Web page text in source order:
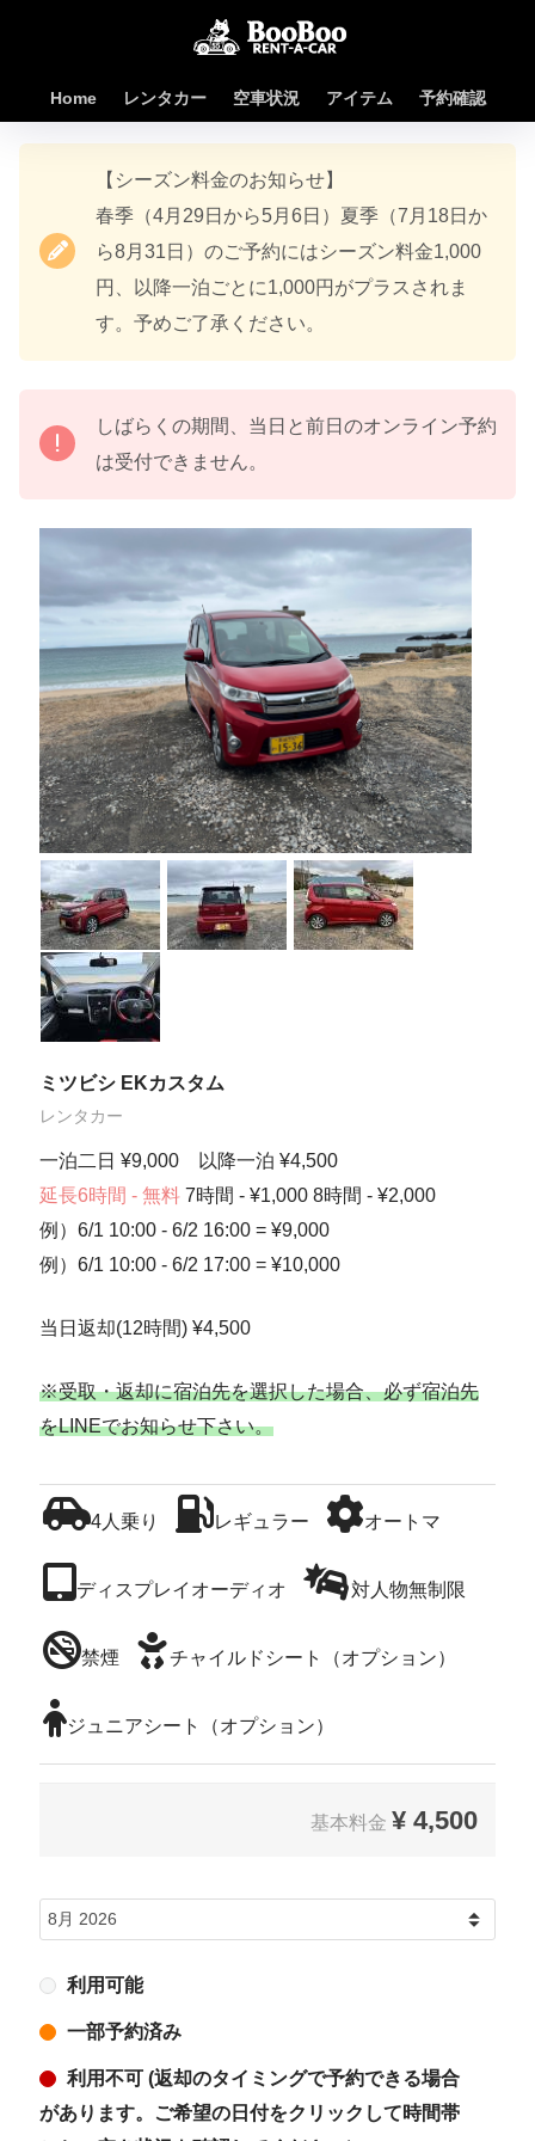
Home レンタカー 空車状況 アイテム 予約確認
【シーズン料金のお知らせ】
春季（4月29日から5月6日）夏季（7月18日か
ら8月31日）のご予約にはシーズン料金1,000
円、以降一泊ごとに1,000円がプラスされま
す。予めご了承ください。
しばらくの期間、当日と前日のオンライン予約
は受付できません。
ミツビシ EKカスタム
レンタカー
一泊二日 ¥9,000 以降一泊 ¥4,500
延長6時間 - 無料7時間 - ¥1,000 8時間 - ¥2,000
例）6/1 10:00 - 6/2 16:00 = ¥9,000
例）6/1 10:00 - 6/2 17:00 = ¥10,000
当日返却(12時間) ¥4,500
※受取・返却に宿泊先を選択した場合、必ず宿泊先
をLINEでお知らせ下さい。
4人乗り レギュラー オートマ
ディスプレイオーディオ 対人物無制限
禁煙 チャイルドシート（オプション）
ジュニアシート（オプション）
基本料金 ¥ 4,500
利用可能
一部予約済み
利用不可 (返却のタイミングで予約できる場合
があります。ご希望の日付をクリックして時間帯